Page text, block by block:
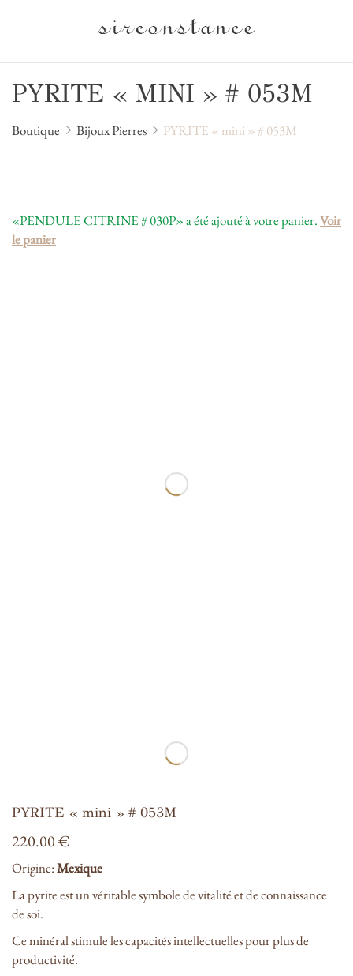
PYRITE « MINI » # 053M
Boutique Bijoux Pierres PYRITE « mini » # 053M
«PENDULE CITRINE # 030P» a été ajouté à votre panier.Voir
le panier
PYRITE « mini » # 053M
220.00€
Origine:Mexique
La pyrite est un véritable symbole de vitalité et de connaissance
de soi.
Ce minéral stimule les capacités intellectuelles pour plus de
productivité.